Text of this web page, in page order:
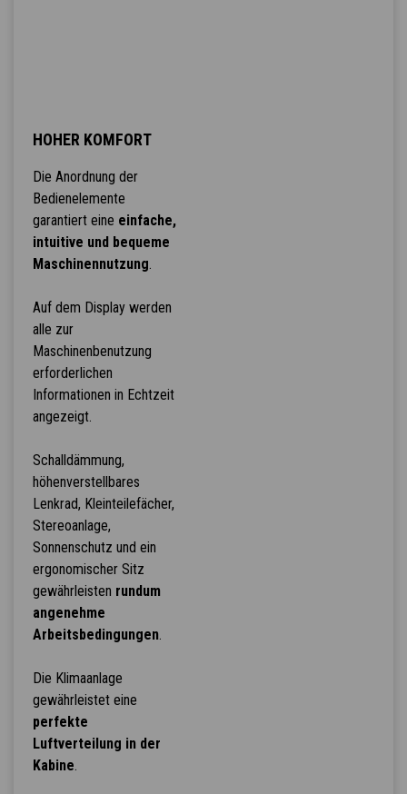
HOHER KOMFORT
Die Anordnung der
Bedienelemente
garantiert eine einfache,
intuitive und bequeme
Maschinennutzung.
Auf dem Display werden
alle zur
Maschinenbenutzung
erforderlichen
Informationen in Echtzeit
angezeigt.
Schalldämmung,
höhenverstellbares
Lenkrad, Kleinteilefächer,
Stereoanlage,
Sonnenschutz und ein
ergonomischer Sitz
gewährleisten rundum
angenehme
Arbeitsbedingungen.
Die Klimaanlage
gewährleistet eine
perfekte
Luftverteilung in der
Kabine.